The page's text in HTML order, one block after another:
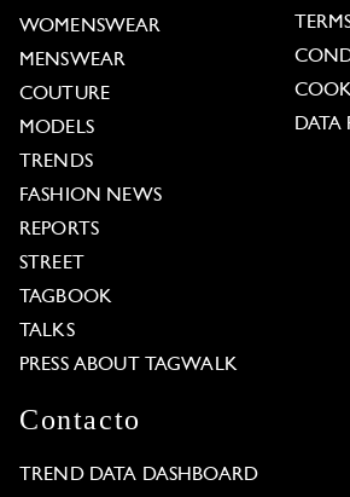
WOMENSWEAR
MENSWEAR
COUTURE
MODELS
TRENDS
FASHION NEWS
REPORTS
STREET
TAGBOOK
TALKS
PRESS ABOUT TAGWALK
DATA
Contacto
TREND DATA DASHBOARD